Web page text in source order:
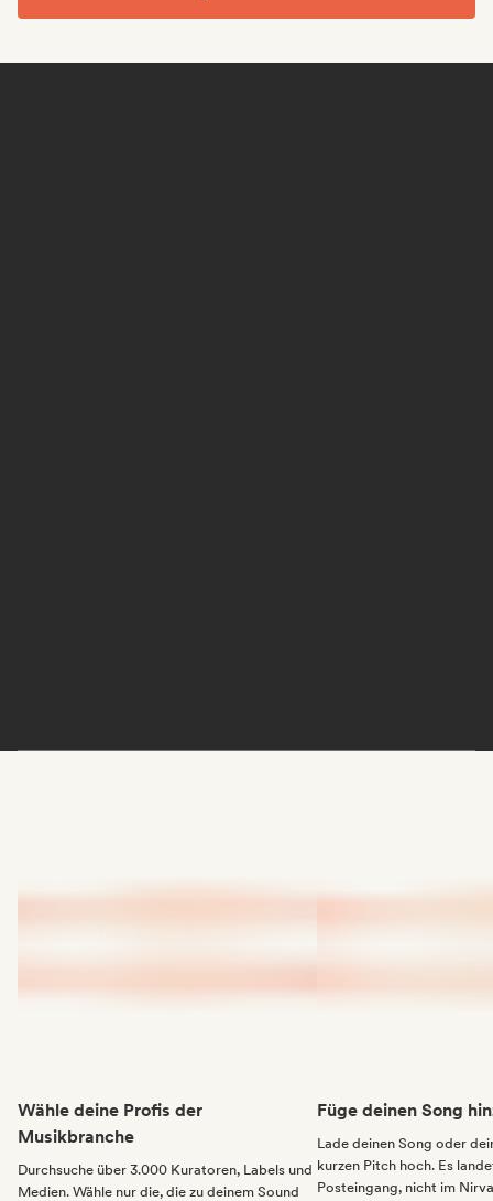
Wähle deine Profis der
Musikbranche
Durchsuche über 3.000 Kuratoren, Labels und
Medien. Wähle nur die, die zu deinem Sound
Füge deinen Song
Lade deinen Song oder
kurzen Pitch hoch. Es
Posteingang, nicht im